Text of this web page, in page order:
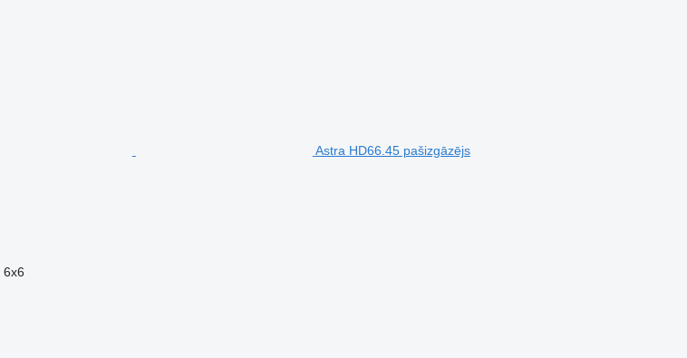
Astra HD66.45 pašizgāzējs
6x6